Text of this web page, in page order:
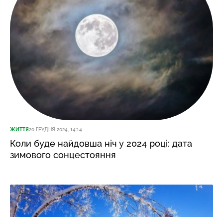
ЖИТТЯ20 ГРУДНЯ 2024, 14:14
Коли буде найдовша ніч у 2024 році: дата
зимового сонцестояння